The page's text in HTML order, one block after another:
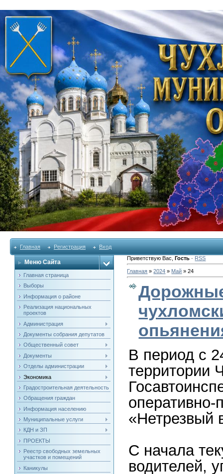
Главная Регистрация Вход
Меню Сайта
Главная страница
Выборы
Информация о районе
Реализация национальных
проектов
Администрация
Документы собрания депутатов
Общественный совет
Документы
Отделы администрации
Экономика
Градостроительная деятельность
Обращения граждан
Информация населению
Муниципальные услуги
КДН и ЗП
ПРОЕКТЫ
Реестр свободных земельных
участков и помещений
Каникулы
Приветствую Вас ,Гость · RSS
Главная »2024 » Май » 24
В период с
территории
«Нетрезвый
С начала
водителей,